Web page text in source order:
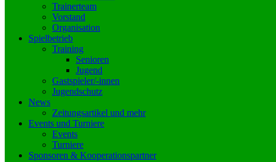
Trainerteam
Vorstand
Organisation
Spielbetrieb
Training
Senioren
Jugend
Gastspieler/-innen
Jugendschutz
News
Zeitungsartikel und mehr
Events und Turniere
Events
Turniere
Sponsoren & Kooperationspartner